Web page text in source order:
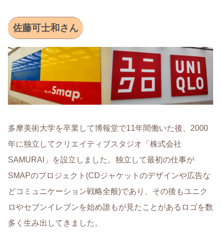
佐藤可士和さん
多摩美術大学を卒業して博報堂で11年間働いた後、2000
年に独立してクリエイティブスタジオ「株式会社
SAMURAI」を設立しました。独立して最初の仕事が
SMAPのプロジェクト(CDジャケットのデザインや広告な
どコミュニケーション戦略全般)であり、その後もユニク
ロやセブンイレブンを始め誰もが見たことがあるロゴを数
多く生み出してきました。